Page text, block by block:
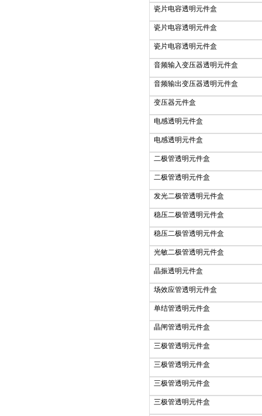
瓷片电容透明元件盒
瓷片电容透明元件盒
瓷片电容透明元件盒
音频输入变压器透明元件盒
音频输出变压器透明元件盒
变压器元件盒
电感透明元件盒
电感透明元件盒
二极管透明元件盒
二极管透明元件盒
发光二极管透明元件盒
稳压二极管透明元件盒
稳压二极管透明元件盒
光敏二极管透明元件盒
晶振透明元件盒
场效应管透明元件盒
单结管透明元件盒
晶闸管透明元件盒
三极管透明元件盒
三极管透明元件盒
三极管透明元件盒
三极管透明元件盒